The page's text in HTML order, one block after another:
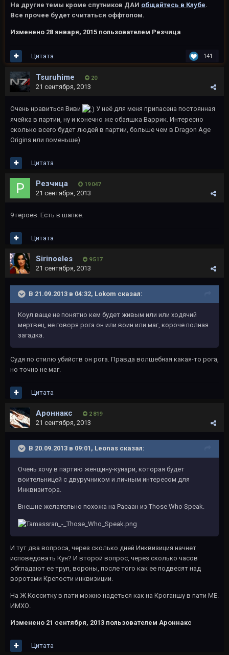
На другие темы кроме спутников ДАИ общайтесь в Клубе.
Все прочее будет считаться оффтопом.
Изменено 28 января, 2015 пользователем Резчица
141
Цитата
Tsuruhime 20
21 сентября, 2013
Очень нравиться Виви
У неё для меня припасена постоянная
ячейка в партии, ну и конечно же обаяшка Варрик. Интересно
сколько всего будет людей в партии, больше чем в Dragon Age
Origins или поменьше)
Цитата
Резчица 19 047
21 сентября, 2013
9 героев. Есть в шапке.
Цитата
Sirinoeles 9 517
21 сентября, 2013
В 21.09.2013 в 04:32, Lokom сказал:
Коул ваще не понятно кем будет живым или или ходячий
мертвец, не говоря рога он или воин или маг, короче полная
загадка.
Судя по стилю убийств он рога. Правда волшебная какая-то рога,
но точно не маг.
Цитата
Ароннакс 2 819
21 сентября, 2013
В 20.09.2013 в 09:01, Leonas сказал:
Очень хочу в партию женщину-кунари, которая будет
воительницей с двуручником и личным интересом для
Инквизитора.
Внешне желательно похожа на Расаан из Those Who Speak.
И тут два вопроса, через сколько дней Инквизиция начнет
исповедовать Кун? И второй вопрос, через сколько часов
обгладают ее труп, вороны, после того как ее подвесят над
воротами Крепости инквизиции.
На Ж Косситку в пати можно надеться как на Кроганшу в пати МЕ.
ИМХО.
Изменено 21 сентября, 2013 пользователем Ароннакс
Цитата